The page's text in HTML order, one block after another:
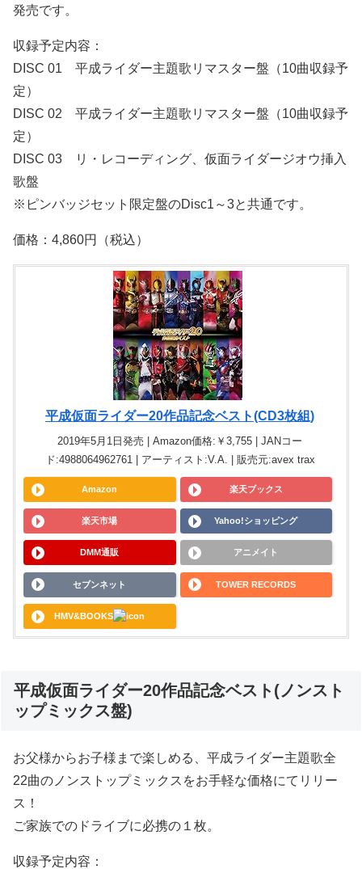
発売です。
収録予定内容：
DISC 01 平成ライダー主題歌リマスター盤（10曲収録予
定）
DISC 02 平成ライダー主題歌リマスター盤（10曲収録予
定）
DISC 03 リ・レコーディング、仮面ライダージオウ挿入
歌盤
※ピンバッジセット限定盤のDisc1～3と共通です。
価格：4,860円（税込）
平成仮面ライダー20作品記念ベスト(CD3枚組)
2019年5月1日発売 | Amazon価格:￥3,755 | JANコー
ド:4988064962761 | アーティスト:V.A. | 販売元:avex trax
Amazon 楽天ブックス
楽天市場 Yahoo!ショッピング
DMM通販 アニメイト
セブンネット TOWER RECORDS
HMV&BOOKS
平成仮面ライダー20作品記念ベスト(ノンスト
ップミックス盤)
お父様からお子様まで楽しめる、平成ライダー主題歌全
22曲のノンストップミックスをお手軽な価格にてリリー
ス！
ご家族でのドライブに必携の１枚。
収録予定内容：